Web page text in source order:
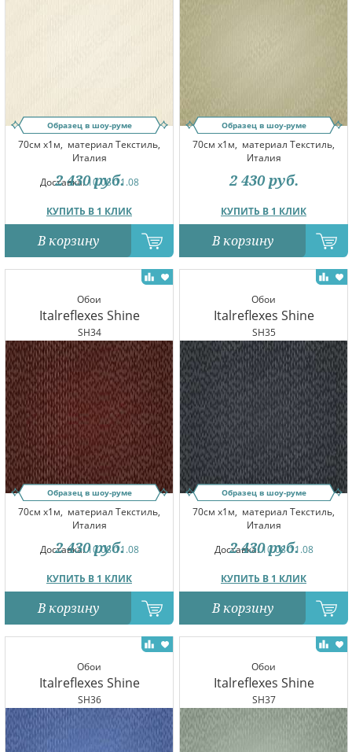
Образец в шоу-руме
70см x1м, материал Текстиль,
Италия
Доставка:10.08-11.08
КУПИТЬ В 1 КЛИК
2 430 руб.
В корзину
Образец в шоу-руме
70см x1м, материал Текстиль,
Италия
КУПИТЬ В 1 КЛИК
2 430 руб.
В корзину
Обои
Italreflexes Shine
SH34
Образец в шоу-руме
70см x1м, материал Текстиль,
Италия
Доставка:10.08-11.08
КУПИТЬ В 1 КЛИК
2 430 руб.
В корзину
Обои
Italreflexes Shine
SH35
Образец в шоу-руме
70см x1м, материал Текстиль,
Италия
Доставка:10.08-11.08
КУПИТЬ В 1 КЛИК
2 430 руб.
В корзину
Обои
Italreflexes Shine
SH36
Обои
Italreflexes Shine
SH37